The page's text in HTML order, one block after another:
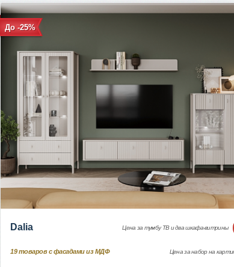
До -25%
Dalia Цена за тумбу ТВ и два шкафа-витрины
19 товаров с фасадами из МДФ Цена за набор на